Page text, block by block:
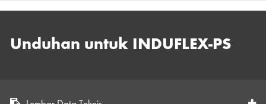
Unduhan untuk INDUFLEX-PS